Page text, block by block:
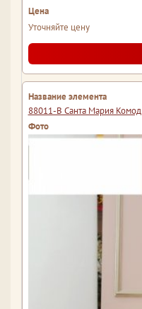
Уточняйте цену
88011-B Санта Мария Комод